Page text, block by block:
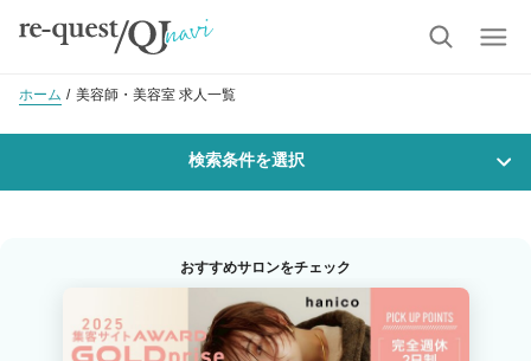
ホーム 美容師・美容室 求人一覧
検索条件を選択
沿線・駅を選択 市区町村を選択
おすすめサロンをチェック